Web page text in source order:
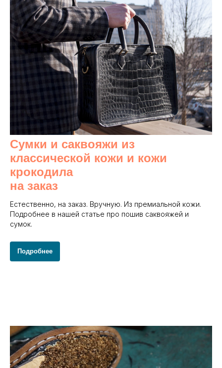
Сумки и саквояжи из
классической кожи и кожи
крокодила
на заказ
Естественно, на заказ. Вручную. Из премиальной кожи.
Подробнее в нашей статье про пошив саквояжей и
сумок.
Подробнее